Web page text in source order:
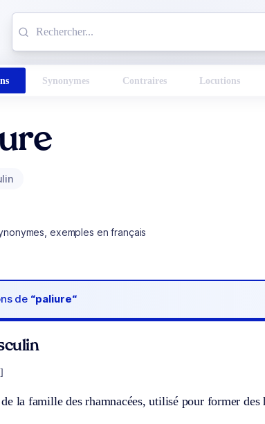
Synonymes Contraires Locutions
exemples en français
de “paliure“
la famille des rhamnacées, utilisé pour former